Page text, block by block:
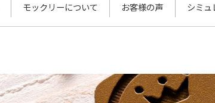
モックリーについて お客様の声 シミュ